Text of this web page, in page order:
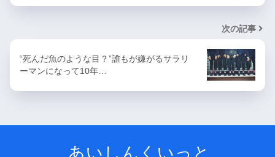
次の記事
“死んだ魚のような目？”誰もが嫌がるサラリ
ーマンになって10年…
あいしんくいっと